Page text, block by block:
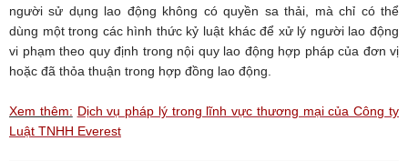
người sử dụng lao động không có quyền sa thải, mà chỉ có thể
dùng một trong các hình thức kỷ luật khác để xử lý người lao động
vi phạm theo quy định trong nội quy lao động hợp pháp của đơn vị
hoặc đã thỏa thuận trong hợp đồng lao động.
Xem thêm: Dịch vụ pháp lý trong lĩnh vực thương mại của Công ty
Luật TNHH Everest